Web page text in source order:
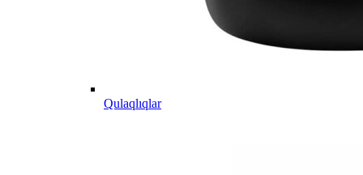
Qulaqlıqlar